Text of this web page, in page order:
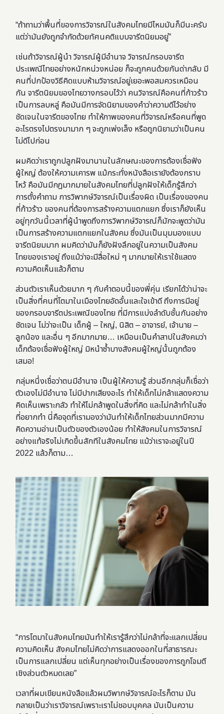
“ถ้าถามว่าพื้นที่ของการวิจารณ์ในสังคมไทยมีไหมมันก็มีนะครับ
แต่ว่ามันยังถูกจำกัดด้วยทัศนคติแบบจารีตนิยมอยู่”
เช่นถ้าวิจารณ์ผู้นำ วิจารณ์ผู้มีอำนาจ วิจารณ์กรอบจารีต
ประเพณีไทยอย่างหนักหน่วงหน่อย ก็จะถูกคนด้วยกันด่ากลับ มี
คนที่ปกป้องวิธีคิดแบบห้ามวิจารณ์อยู่เยอะพอสมควรเหมือน
กัน จารีตนิยมของไทยวางกรอบไว้ว่า คนวิจารณ์คือคนที่ก้าวร้าว
เป็นการลบหลู่ คือมันมีการจัดนิยามของคำว่าความดีไว้อย่าง
ชัดเจนในจารีตของไทย ทำให้ภาพของคนที่วิจารณ์หรือคนที่พูด
อะไรตรงไปตรงมามาก ๆ จะถูกเพ่งเล็ง หรือถูกนิยามว่าเป็นคน
ไม่ดีไปก่อน
ผมคิดว่าเราถูกปลูกฝังมานานในลักษณะของการต้องเชื่อฟัง
ผู้ใหญ่ ต้องให้ความเคารพ แม้กระทั่งหนังสือเรายังต้องกราบ
ไหว้ คือมันมีกฎมากมายในสังคมไทยที่ปลูกฝังให้เด็กรู้สึกว่า
การตั้งคำถาม การวิพากษ์วิจารณ์เป็นเรื่องผิด เป็นเรื่องของคน
ที่ก้าวร้าว ของคนที่ต้องการสร้างความแตกแยก ซึ่งเราก็ยังเห็น
อยู่ทุกวันนี้เวลาที่ผู้นำพูดถึงการวิพากษ์วิจารณ์ก็มักจะพูดว่ามัน
เป็นการสร้างความแตกแยกในสังคม ซึ่งมันเป็นมุมมองแบบ
จารีตนิยมมาก ผมคิดว่ามันก็ยังฝังลึกอยู่ในความเป็นสังคม
ไทยของเราอยู่ ถึงแม้ว่าจะมีสื่อใหม่ ๆ มากมายให้เราใช้แสดง
ความคิดเห็นแล้วก็ตาม
ส่วนตัวเราเห็นด้วยมาก ๆ กับคำตอบนี้ของพี่คุ่น เรียกได้ว่าน่าจะ
เป็นสิ่งที่คนที่โตมาในเมืองไทยอัดอั้นและใจเข้าดี ถึงการมีอยู่
ของกรอบจารีตประเพณีของไทย ที่มีการแบ่งลำดับชั้นกันอย่าง
ชัดเจน ไม่ว่าจะเป็น เด็กผู้ – ใหญ่, นิสิต – อาจารย์, เจ้านาย –
ลูกน้อง และอื่น ๆ อีกมากมาย… เหมือนเป็นคำสาปในสังคมว่า
เด็กต้องเชื่อฟังผู้ใหญ่ มิหนำซ้ำบางสังคมผู้ใหญ่นั้นถูกต้อง
เสมอ!
กลุ่มหนึ่งเชื่อว่าตนมีอำนาจ เป็นผู้ให้ความรู้ ส่วนอีกกลุ่มก็เชื่อว่า
ตัวเองไม่มีอำนาจ ไม่มีปากเสียงอะไร ทำให้เด็กไม่กล้าแสดงความ
คิดเห็นเพราะกลัว ทำให้ไม่กล้าพูดในสิ่งที่คิด และไม่กล้าทำในสิ่ง
ที่อยากทำ นี่คือจุดที่เรามองว่ามันทำให้เด็กไทยส่วนมากมีความ
คิดความอ่านเป็นตัวของตัวเองน้อย ทำให้สังคมในการวิจารณ์
อย่างแท้จริงไม่เกิดขึ้นสักทีในสังคมไทย แม้ว่าเราจะอยู่ในปี
2022 แล้วก็ตาม…
“การโตมาในสังคมไทยมันทำให้เรารู้สึกว่าไม่กล้าที่จะแลกเปลี่ยน
ความคิดเห็น สังคมไทยไม่คิดว่าการแสดงออกในที่สาธารณะ
เป็นการแลกเปลี่ยน แต่เห็นทุกอย่างเป็นเรื่องของการถูกโจมตี
เชิงส่วนตัวหมดเลย”
เวลาที่ผมเขียนหนังสือแล้วผมวิพากษ์วิจารณ์อะไรก็ตาม มัน
กลายเป็นว่าเราวิจารณ์เพราะเราไม่ชอบบุคคล มันเป็นความ